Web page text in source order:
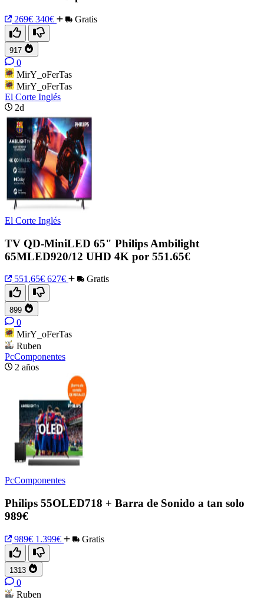
269€ 340€ Gratis
917
0
MirY_oFerTas
MirY_oFerTas
El Corte Inglés
2d
El Corte Inglés
TV QD-MiniLED 65" Philips Ambilight
65MLED920/12 UHD 4K por 551.65€
551.65€ 627€ Gratis
899
0
MirY_oFerTas
Ruben
PcComponentes
2 años
PcComponentes
Philips 55OLED718 + Barra de Sonido a tan solo
989€
989€ 1.399€ Gratis
1313
0
Ruben